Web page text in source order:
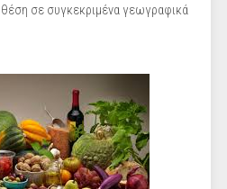
σε συγκεκριμένα γεωγραφικά